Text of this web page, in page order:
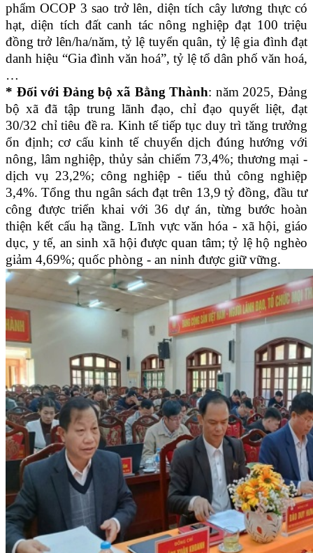
phẩm OCOP 3 sao trở lên, diện tích cây lương thực có
hạt, diện tích đất canh tác nông nghiệp đạt 100 triệu
đồng trở lên/ha/năm, tỷ lệ tuyển quân, tỷ lệ gia đình đạt
danh hiệu “Gia đình văn hoá”, tỷ lệ tổ dân phố văn hoá,
…
* Đối với Đảng bộ xã Bằng Thành: năm 2025, Đảng
bộ xã đã tập trung lãnh đạo, chỉ đạo quyết liệt, đạt
30/32 chỉ tiêu đề ra. Kinh tế tiếp tục duy trì tăng trưởng
ổn định; cơ cấu kinh tế chuyển dịch đúng hướng với
nông, lâm nghiệp, thủy sản chiếm 73,4%; thương mại -
dịch vụ 23,2%; công nghiệp - tiểu thủ công nghiệp
3,4%. Tổng thu ngân sách đạt trên 13,9 tỷ đồng, đầu tư
công được triển khai với 36 dự án, từng bước hoàn
thiện kết cấu hạ tầng. Lĩnh vực văn hóa - xã hội, giáo
dục, y tế, an sinh xã hội được quan tâm; tỷ lệ hộ nghèo
giảm 4,69%; quốc phòng - an ninh được giữ vững.